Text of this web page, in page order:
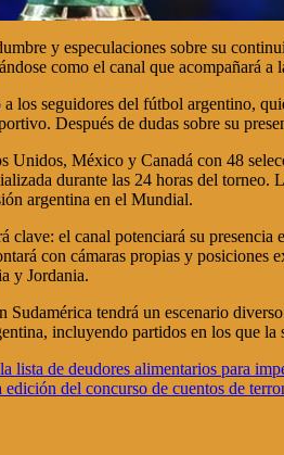
y especulaciones sobre su
como el canal que acompañará
los seguidores del fútbol argentino,
Después de dudas sobre su
Unidos, México y Canadá con 48
durante las 24 horas del
argentina en el Mundial.
clave: el canal potenciará su
con cámaras propias y posiciones
y Jordania.
tendrá un escenario
incluyendo partidos en los que
de deudores alimentarios para
del concurso de cuentos de